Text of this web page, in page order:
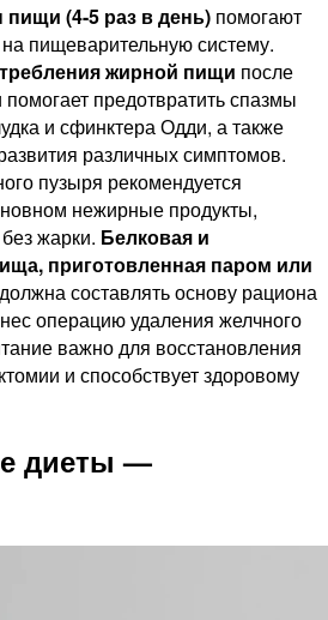
(4-5 раз в день) помогают
на пищеварительную систему.
жирной пищи после
предотвратить спазмы
и сфинктера Одди, а также
различных симптомов.
пузыря рекомендуется
нежирные продукты,
жарки. Белковая и
приготовленная паром или
должна составлять основу рациона
операцию удаления желчного
важно для восстановления
и способствует здоровому
диеты —